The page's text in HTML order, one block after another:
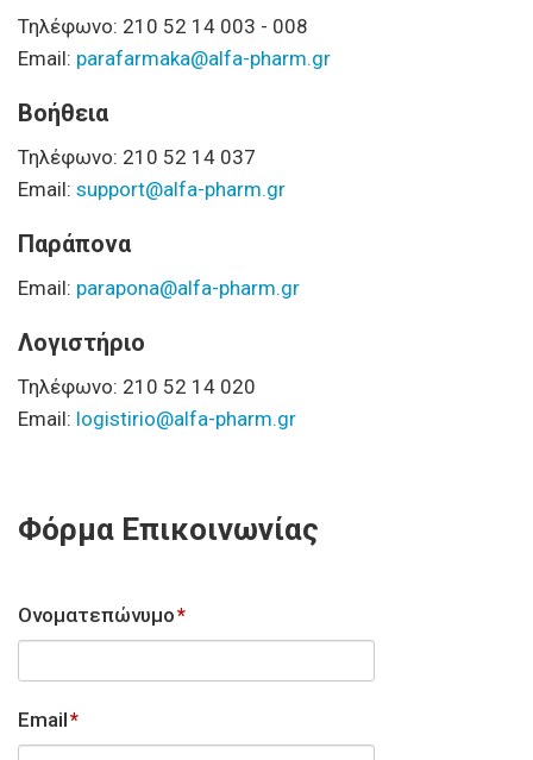
Τηλέφωνο: 210 52 14 003 - 008
Email: parafarmaka@alfa-pharm.gr
Βοήθεια
Τηλέφωνο: 210 52 14 037
Email: support@alfa-pharm.gr
Παράπονα
Email: parapona@alfa-pharm.gr
Λογιστήριο
Τηλέφωνο: 210 52 14 020
Email: logistirio@alfa-pharm.gr
Φόρμα Επικοινωνίας
Ονοματεπώνυμο*
Email*